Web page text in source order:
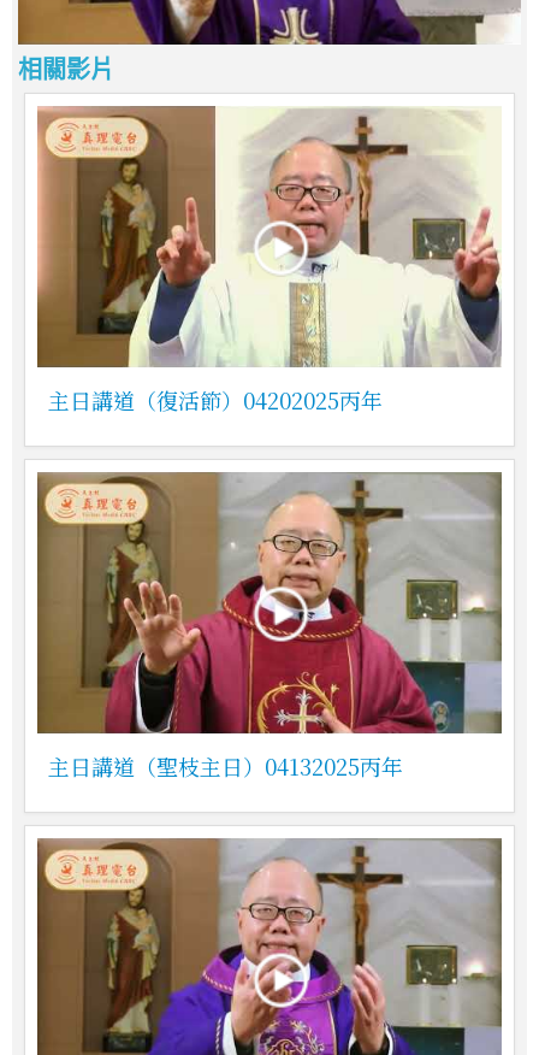
相關影片
主日講道（復活節）04202025丙年
主日講道（聖枝主日）04132025丙年